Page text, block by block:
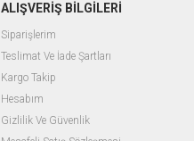
ALIŞVERİŞ BİLGİLERİ
Siparişlerim
Teslimat Ve İade Şartları
Kargo Takip
Hesabım
Gizlilik Ve Güvenlik